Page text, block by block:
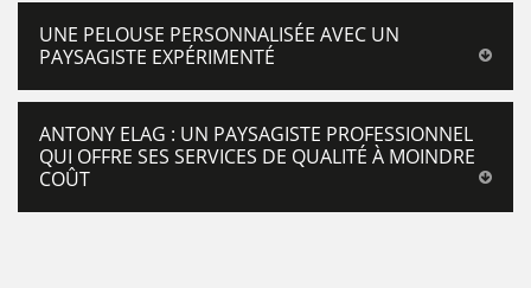
UNE PELOUSE PERSONNALISÉE AVEC UN
PAYSAGISTE EXPÉRIMENTÉ
ANTONY ELAG : UN PAYSAGISTE PROFESSIONNEL
QUI OFFRE SES SERVICES DE QUALITÉ À MOINDRE
COÛT